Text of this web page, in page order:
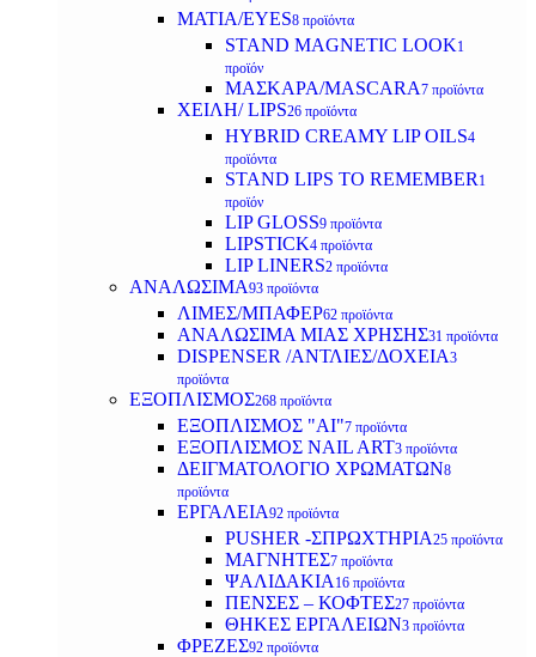
ΜΑΤΙΑ/EYES8 προϊόντα
STAND MAGNETIC LOOK1
προϊόν
ΜΑΣΚΑΡΑ/MASCARA7 προϊόντα
ΧΕΙΛΗ/ LIPS26 προϊόντα
HYBRID CREAMY LIP OILS4
προϊόντα
STAND LIPS TO REMEMBER 1
προϊόν
LIP GLOSS9 προϊόντα
LIPSTICK4 προϊόντα
LIP LINERS2 προϊόντα
ΑΝΑΛΩΣΙΜΑ93 προϊόντα
ΛΙΜΕΣ/ΜΠΑΦΕΡ62 προϊόντα
ΑΝΑΛΩΣΙΜΑ ΜΙΑΣ ΧΡΗΣΗΣ31 προϊόντα
DISPENSER /ΑΝΤΛΙΕΣ/ΔΟΧΕΙΑ3
προϊόντα
ΕΞΟΠΛΙΣΜΟΣ268 προϊόντα
ΕΞΟΠΛΙΣΜΟΣ "AI"7 προϊόντα
ΕΞΟΠΛΙΣΜΟΣ NAIL ART3 προϊόντα
ΔΕΙΓΜΑΤΟΛΟΓΙΟ ΧΡΩΜΑΤΩΝ8
προϊόντα
ΕΡΓΑΛΕΙΑ92 προϊόντα
PUSHER -ΣΠΡΩΧΤΗΡΙΑ25 προϊόντα
ΜΑΓΝΗΤΕΣ7 προϊόντα
ΨΑΛΙΔΑΚΙΑ 16 προϊόντα
ΠΕΝΣΕΣ – ΚΟΦΤΕΣ27 προϊόντα
ΘΗΚΕΣ ΕΡΓΑΛΕΙΩΝ3 προϊόντα
ΦΡΕΖΕΣ92 προϊόντα